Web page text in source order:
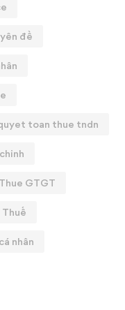
đề
toan thue tndn
Thue GTGT
Thuế
nhân